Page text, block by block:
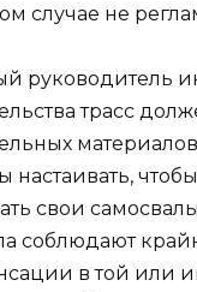
случае не
руководитель
трасс
настаивать,
свои
соблюдают
в той или